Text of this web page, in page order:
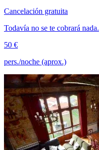
Cancelación gratuita
Todavía no se te cobrará nada.
50 €
pers./noche (aprox.)